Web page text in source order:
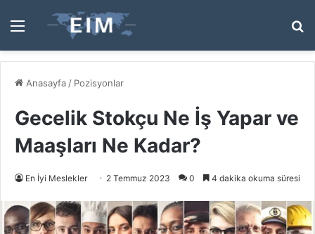
Menü
...
Anasayfa / Pozisyonlar
Gecelik Stokçu Ne İş Yapar ve
Maaşları Ne Kadar?
En İyi Meslekler 2 Temmuz 2023 0 4 dakika okuma süresi